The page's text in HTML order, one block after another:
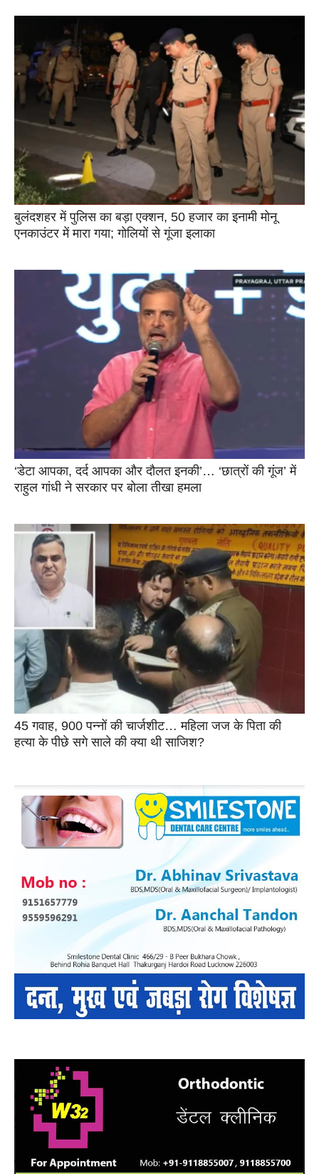
बुलंदशहर में पुलिस का बड़ा एक्शन, 50 हजार का इनामी मोनू
एनकाउंटर में मारा गया; गोलियों से गूंजा इलाका
‘डेटा आपका, दर्द आपका और दौलत इनकी’… ‘छात्रों की गूंज’ में
राहुल गांधी ने सरकार पर बोला तीखा हमला
45 गवाह, 900 पन्नों की चार्जशीट… महिला जज के पिता की
हत्या के पीछे सगे साले की क्या थी साजिश?